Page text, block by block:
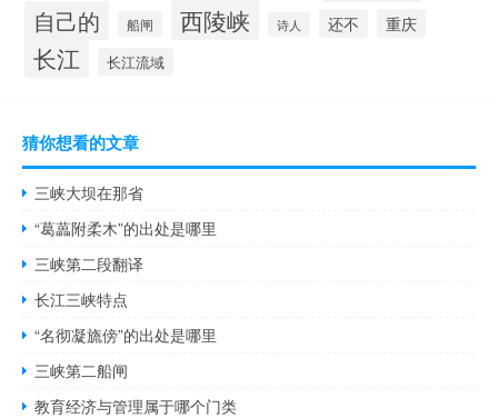
自己的 船闸 西陵峡 诗人 还不 重庆
长江 长江流域
猜你想看的文章
三峡大坝在那省
“葛藟附柔木”的出处是哪里
三峡第二段翻译
长江三峡特点
“名彻凝旒傍”的出处是哪里
三峡第二船闸
教育经济与管理属于哪个门类